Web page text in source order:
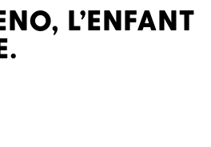
L’ENFANT